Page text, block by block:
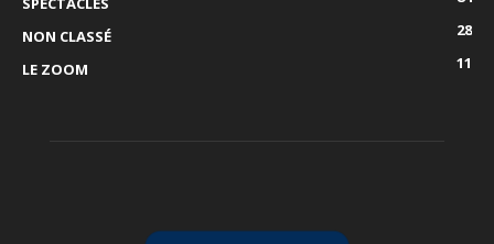
NON CLASSÉ
28
LE ZOOM
11